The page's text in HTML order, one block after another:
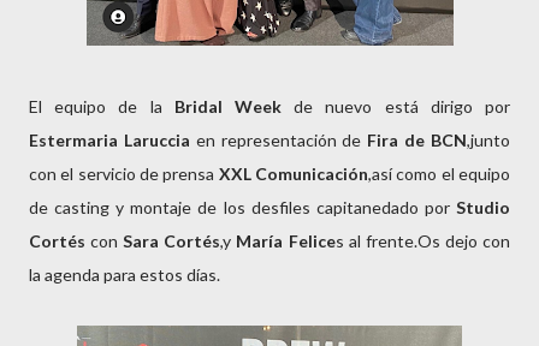
El equipo de la Bridal Week de nuevo está dirigo por
Estermaria Laruccia en representación de Fira de BCN,junto
con el servicio de prensa XXL Comunicación,así como el equipo
de casting y montaje de los desfiles capitanedado por Studio
Cortés conSara Cortés,y María Felices al frente.Os dejo con
la agenda para estos días.